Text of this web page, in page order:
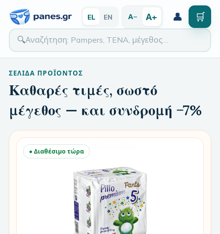
🔍
EL EN Α− Α+ 👤 🛒
ΣΕΛΊΔΑ ΠΡΟΪΌΝΤΟΣ
Καθαρές τιμές, σωστό
μέγεθος — και συνδρομή −7%
● Διαθέσιμο τώρα